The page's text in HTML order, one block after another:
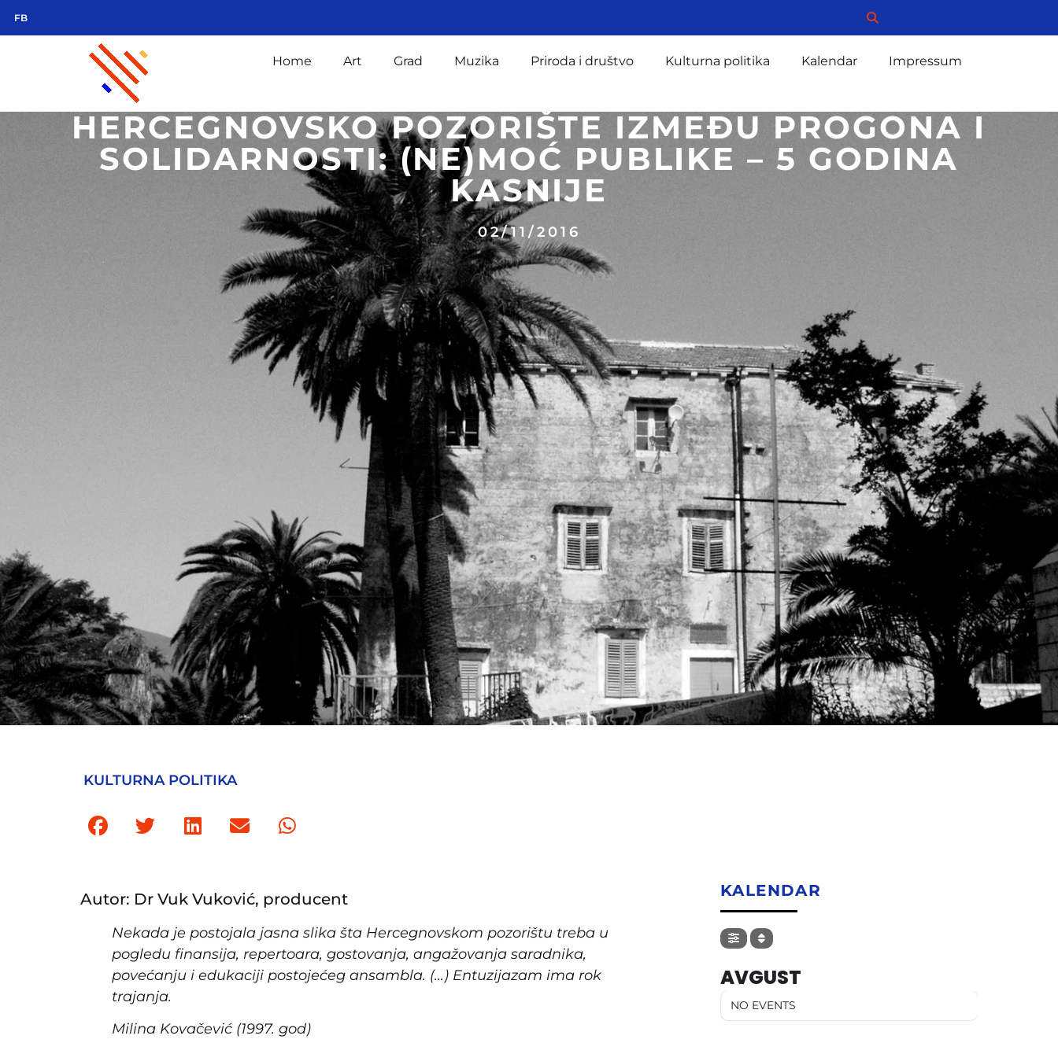
FB
Home Art Grad Muzika Priroda i društvo Kulturna politika Kalendar Impressum
HERCEGNOVSKO POZORIŠTE IZMEĐU PROGONA I
SOLIDARNOSTI: (NE)MOĆ PUBLIKE – 5 GODINA
KASNIJE
02/11/2016
KULTURNA POLITIKA
Autor: Dr Vuk Vuković, producent
Nekada je postojala jasna slika šta Hercegnovskom pozorištu treba u
pogledu finansija, repertoara, gostovanja, angažovanja saradnika,
povećanju i edukaciji postojećeg ansambla. (…) Entuzijazam ima rok
trajanja.
Milina Kovačević (1997. god)
KALENDAR
AVGUST
NO EVENTS